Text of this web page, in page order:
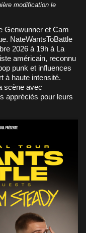
modification le
Genwunner et Cam
NateWantsToBattle
2026 à 19h à La
américain, reconnu
punk et influences
à haute intensité.
scène avec
appréciés pour leurs